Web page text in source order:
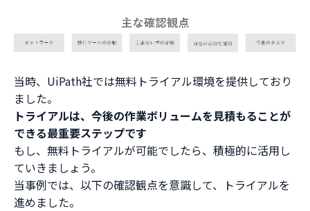
当時、UiPath社では無料トライアル環境を提供しており
ました。
トライアルは、今後の作業ボリュームを見積もることが
できる最重要ステップです
もし、無料トライアルが可能でしたら、積極的に活用し
ていきましょう。
当事例では、以下の確認観点を意識して、トライアルを
進めました。